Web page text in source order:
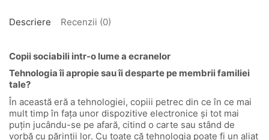
Descriere Recenzii (0)
Copii sociabili intr-o lume a ecranelor
Tehnologia îi apropie sau îi desparte pe membrii familiei
tale?
În această eră a tehnologiei, copiii petrec din ce în ce mai
mult timp în fața unor dispozitive electronice și tot mai
puțin jucându-se pe afară, citind o carte sau stând de
vorbă cu părinții lor. Cu toate că tehnologia poate fi un aliat